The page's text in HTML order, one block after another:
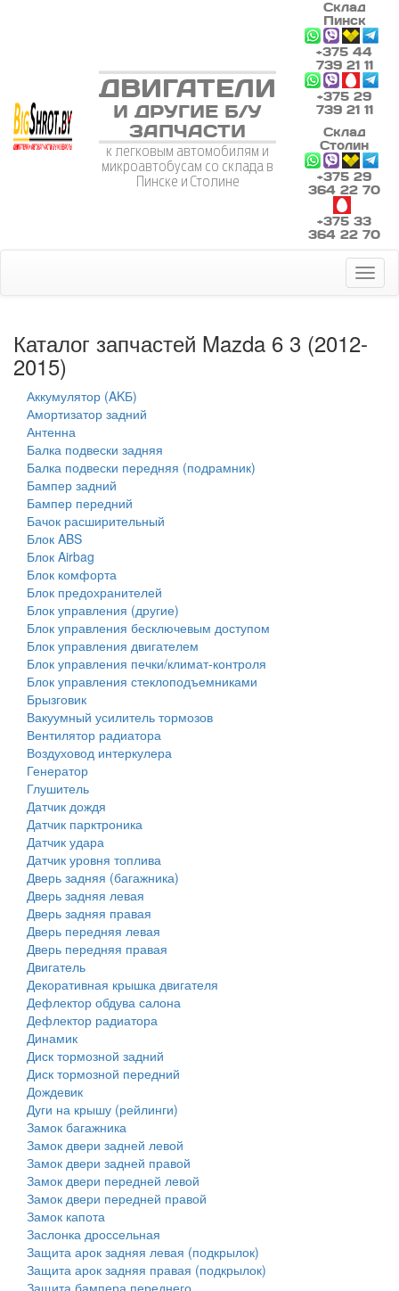
ДВИГАТЕЛИ
И ДРУГИЕ Б/У
ЗАПЧАСТИ
к легковым автомобилям и
микроавтобусам со склада в
Пинске и Столине
Склад
Пинск
+375 44
739 21 11
+375 29
739 21 11
Склад
Столин
+375 29
364 22 70
+375 33
364 22 70
Каталог запчастей Mazda 6 3 (2012-
2015)
Аккумулятор (AKБ)
Амортизатор задний
Антенна
Балка подвески задняя
Балка подвески передняя (подрамник)
Бампер задний
Бампер передний
Бачок расширительный
Блок ABS
Блок Airbag
Блок комфорта
Блок предохранителей
Блок управления (другие)
Блок управления бесключевым доступом
Блок управления двигателем
Блок управления печки/климат-контроля
Блок управления стеклоподъемниками
Брызговик
Вакуумный усилитель тормозов
Вентилятор радиатора
Воздуховод интеркулера
Генератор
Глушитель
Датчик дождя
Датчик парктроника
Датчик удара
Датчик уровня топлива
Дверь задняя (багажника)
Дверь задняя левая
Дверь задняя правая
Дверь передняя левая
Дверь передняя правая
Двигатель
Декоративная крышка двигателя
Дефлектор обдува салона
Дефлектор радиатора
Динамик
Диск тормозной задний
Диск тормозной передний
Дождевик
Дуги на крышу (рейлинги)
Замок багажника
Замок двери задней левой
Замок двери задней правой
Замок двери передней левой
Замок двери передней правой
Замок капота
Заслонка дроссельная
Защита арок задняя левая (подкрылок)
Защита арок задняя правая (подкрылок)
Защита бампера переднего